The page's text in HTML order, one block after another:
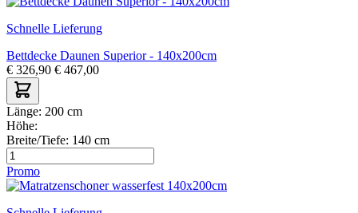
Schnelle Lieferung
Bettdecke Daunen Superior - 140x200cm
€ 326,90 € 467,00
Länge: 200 cm
Höhe:
Breite/Tiefe: 140 cm
Promo